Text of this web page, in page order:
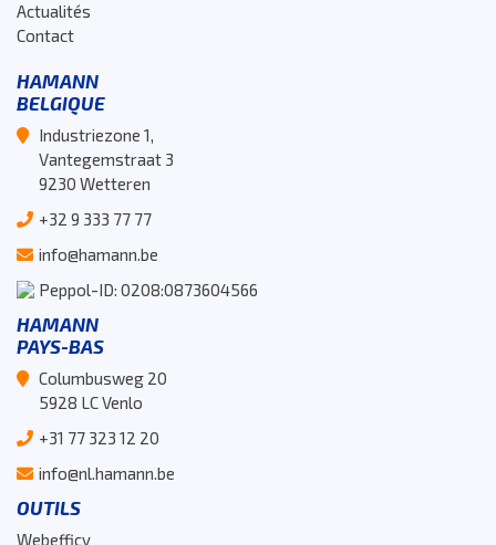
Actualités
Contact
HAMANN
BELGIQUE
Industriezone 1,
Vantegemstraat 3
9230 Wetteren
+32 9 333 77 77
info@hamann.be
Peppol-ID: 0208:0873604566
HAMANN
PAYS-BAS
Columbusweg 20
5928 LC Venlo
+31 77 323 12 20
info@nl.hamann.be
OUTILS
Webefficy